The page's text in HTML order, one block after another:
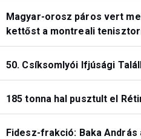
Magyar-orosz páros vert
kettőst a montreali
50. Csíksomlyói Ifjúsági
185 tonna hal pusztult el
Fidesz-frakció: Baka